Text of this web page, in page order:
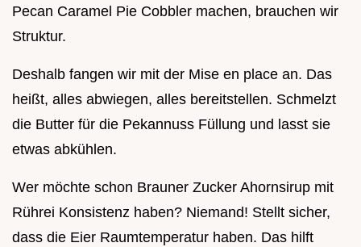
Pecan Caramel Pie Cobbler machen, brauchen wir
Struktur.
Deshalb fangen wir mit der Mise en place an. Das
heißt, alles abwiegen, alles bereitstellen. Schmelzt
die Butter für die Pekannuss Füllung und lasst sie
etwas abkühlen.
Wer möchte schon Brauner Zucker Ahornsirup mit
Rührei Konsistenz haben? Niemand! Stellt sicher,
dass die Eier Raumtemperatur haben. Das hilft